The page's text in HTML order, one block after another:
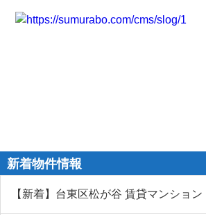
新着物件情報
【新着】台東区松が谷 賃貸マンション